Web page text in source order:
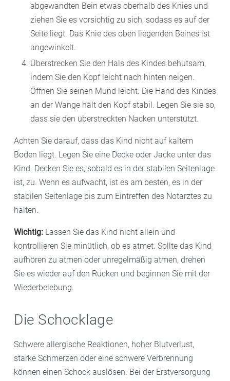
abgewandten Bein etwas oberhalb des Knies und
ziehen Sie es vorsichtig zu sich, sodass es auf der
Seite liegt. Das Knie des oben liegenden Beines ist
angewinkelt.
Überstrecken Sie den Hals des Kindes behutsam,
indem Sie den Kopf leicht nach hinten neigen.
Öffnen Sie seinen Mund leicht. Die Hand des Kindes
an der Wange hält den Kopf stabil. Legen Sie sie so,
dass sie den überstreckten Nacken unterstützt.
Achten Sie darauf, dass das Kind nicht auf kaltem
Boden liegt. Legen Sie eine Decke oder Jacke unter das
Kind. Decken Sie es, sobald es in der stabilen Seitenlage
ist, zu. Wenn es aufwacht, ist es am besten, es in der
stabilen Seitenlage bis zum Eintreffen des Notarztes zu
halten.
Wichtig: Lassen Sie das Kind nicht allein und
kontrollieren Sie minütlich, ob es atmet. Sollte das Kind
aufhören zu atmen oder unregelmäßig atmen, drehen
Sie es wieder auf den Rücken und beginnen Sie mit der
Wiederbelebung.
Die Schocklage
Schwere allergische Reaktionen, hoher Blutverlust,
starke Schmerzen oder eine schwere Verbrennung
können einen Schock auslösen. Bei der Erstversorgung